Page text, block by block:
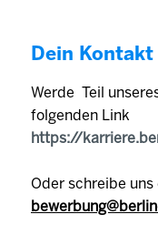
Dein Kontakt
Werde Teil
folgenden Link
https://
Oder schreibe